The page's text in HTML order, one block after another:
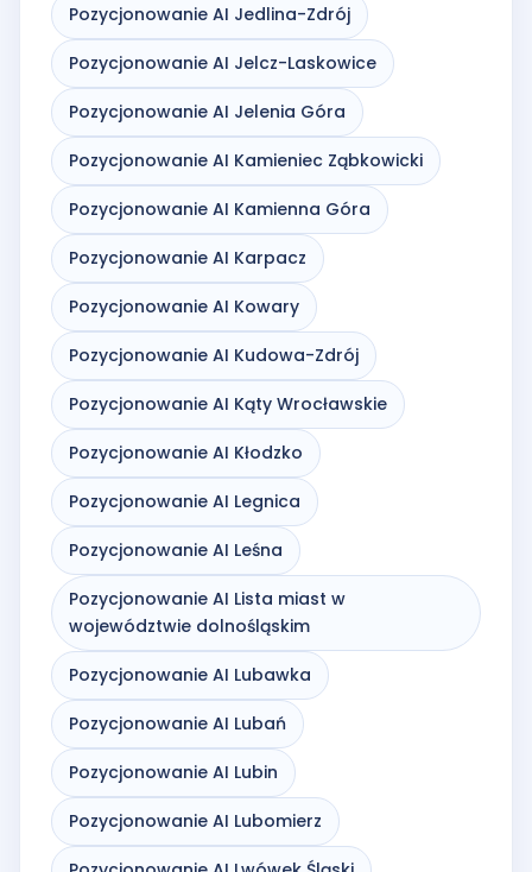
Pozycjonowanie AI Jedlina-Zdrój
Pozycjonowanie AI Jelcz-Laskowice
Pozycjonowanie AI Jelenia Góra
Pozycjonowanie AI Kamieniec Ząbkowicki
Pozycjonowanie AI Kamienna Góra
Pozycjonowanie AI Karpacz
Pozycjonowanie AI Kowary
Pozycjonowanie AI Kudowa-Zdrój
Pozycjonowanie AI Kąty Wrocławskie
Pozycjonowanie AI Kłodzko
Pozycjonowanie AI Legnica
Pozycjonowanie AI Leśna
Pozycjonowanie AI Lista miast w
województwie dolnośląskim
Pozycjonowanie AI Lubawka
Pozycjonowanie AI Lubań
Pozycjonowanie AI Lubin
Pozycjonowanie AI Lubomierz